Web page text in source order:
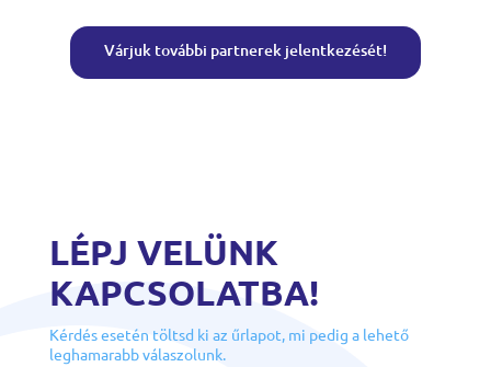
Várjuk további partnerek jelentkezését!
LÉPJ VELÜNK
KAPCSOLATBA!
Kérdés esetén töltsd ki az űrlapot, mi pedig a lehető
leghamarabb válaszolunk.